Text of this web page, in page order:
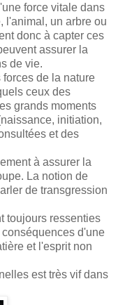
force vitale dans
l'animal, un arbre ou
donc à capter ces
assurer la
de vie.
de la nature
ceux des
grands moments
initiation,
et des
à assurer la
La notion de
de transgression
toujours ressenties
d'une
et l'esprit non
est très vif dans